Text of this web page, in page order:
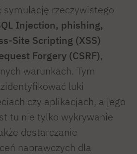
symulację rzeczywistego
Injection, phishing,
Site Scripting (XSS)
Forgery (CSRF),
warunkach. Tym
luki
czy aplikacjach, a jego
tu nie tylko wykrywanie
dostarczanie
naprawczych dla